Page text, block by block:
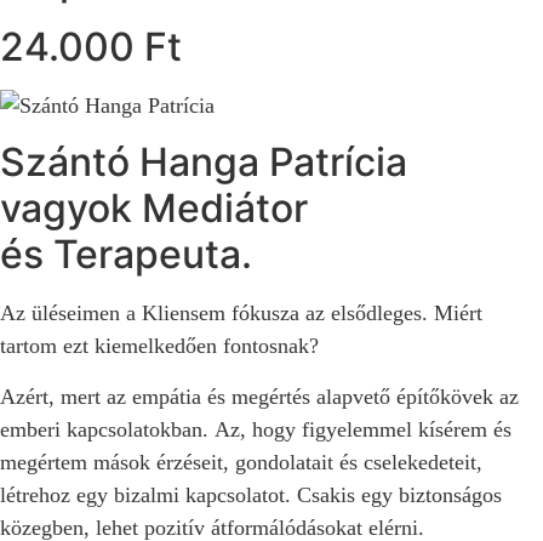
24.000 Ft
Szántó Hanga Patrícia
vagyok Mediátor
és Terapeuta.
Az üléseimen a Kliensem fókusza az elsődleges. Miért
tartom ezt kiemelkedően fontosnak?
Azért, mert az empátia és megértés alapvető építőkövek az
emberi kapcsolatokban. Az, hogy figyelemmel kísérem és
megértem mások érzéseit, gondolatait és cselekedeteit,
létrehoz egy bizalmi kapcsolatot. Csakis egy biztonságos
közegben, lehet pozitív átformálódásokat elérni.